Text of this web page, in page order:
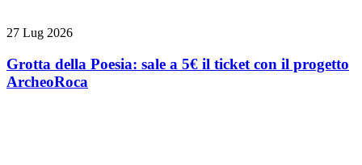
27 Lug 2026
Grotta della Poesia: sale a 5€ il ticket con il progetto
ArcheoRoca